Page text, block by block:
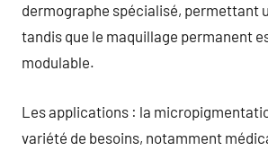
dermographe spécialisé, permettant
tandis que le maquillage permanent
modulable.
Les applications : la
variété de besoins, notamment